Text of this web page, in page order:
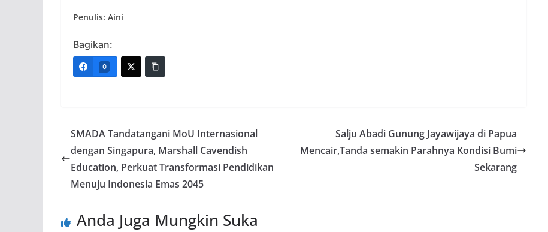
Penulis: Aini
Bagikan:
0
SMADA Tandatangani MoU Internasional
dengan Singapura, Marshall Cavendish
Education, Perkuat Transformasi Pendidikan
Menuju Indonesia Emas 2045
Salju Abadi Gunung Jayawijaya di Papua
Mencair,Tanda semakin Parahnya Kondisi Bumi
Sekarang
Anda Juga Mungkin Suka